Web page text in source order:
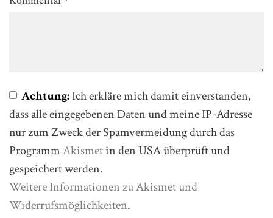
Achtung:Ich erkläre mich damit einverstanden,
dass alle eingegebenen Daten und meine IP-Adresse
nur zum Zweck der Spamvermeidung durch das
ProgrammAkismetin den USA überprüft und
gespeichert werden.
Weitere Informationen zu Akismet und
Widerrufsmöglichkeiten.